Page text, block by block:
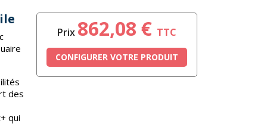
des
qui
Prix 862,08 € TTC
CONFIGURER VOTRE PRODUIT